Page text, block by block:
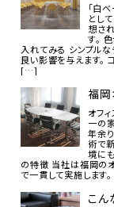
「白
とし
想さ
す。
入れてみる シンプル
良い影響を与えます。
[…]
福岡
オフ
一の
年余
術で
境に
の特徴 当社は福岡の
で一貫して実施します
こん